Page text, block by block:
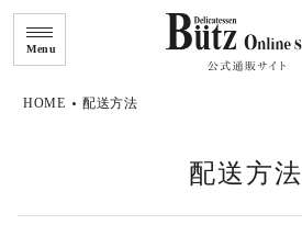
Menu
HOME 配送方法
配送方法